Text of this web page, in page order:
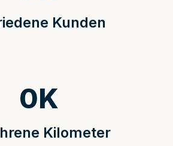
Kunden
Kilometer
0K